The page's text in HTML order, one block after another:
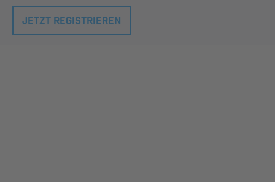
JETZT REGISTRIEREN